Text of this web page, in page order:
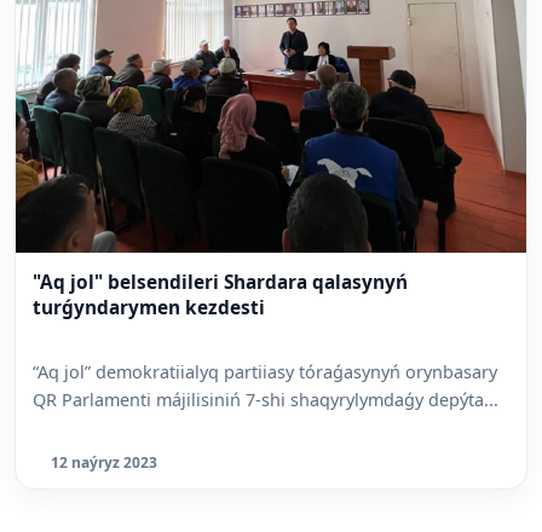
"Aq jol" belsendileri Shardara qalasynyń
turǵyndarymen kezdesti
“Aq jol” demokratiialyq partiiasy tóraǵasynyń orynbasary
QR Parlamenti májilisiniń 7-shi shaqyrylymdaǵy depýta...
12 naýryz 2023